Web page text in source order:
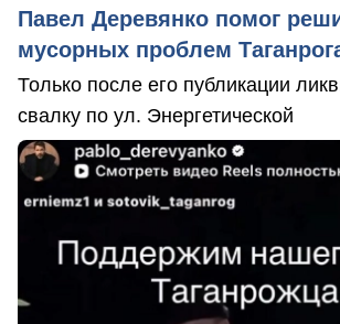
Павел Деревянко помог
мусорных проблем
Только после его публикации
свалку по ул. Энергетической